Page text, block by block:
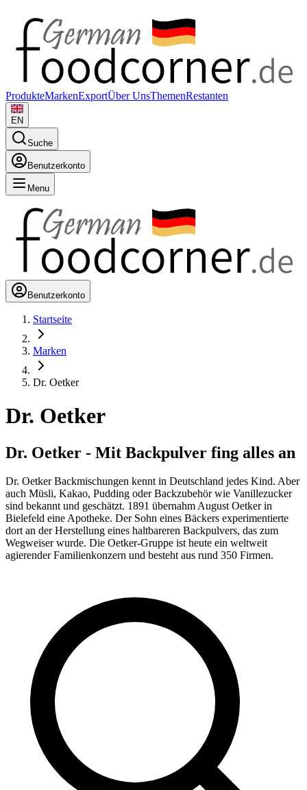
ProdukteMarkenExportÜber UnsThemenRestanten
EN
Suche
Benutzerkonto
Menu
Benutzerkonto
Startseite
Marken
Dr. Oetker
Dr. Oetker
Dr. Oetker - Mit Backpulver fing alles an
Dr. Oetker Backmischungen kennt in Deutschland jedes Kind. Aber
auch Müsli, Kakao, Pudding oder Backzubehör wie Vanillezucker
sind bekannt und geschätzt. 1891 übernahm August Oetker in
Bielefeld eine Apotheke. Der Sohn eines Bäckers experimentierte
dort an der Herstellung eines haltbareren Backpulvers, das zum
Wegweiser wurde. Die Oetker-Gruppe ist heute ein weltweit
agierender Familienkonzern und besteht aus rund 350 Firmen.